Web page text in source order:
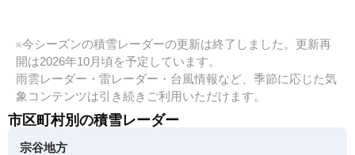
※今シーズンの積雪レーダーの更新は終了しました。更新再
開は2026年10月頃を予定しています。
雨雲レーダー・雷レーダー・台風情報など、季節に応じた気
象コンテンツは引き続きご利用いただけます。
市区町村別の積雪レーダー
宗谷地方